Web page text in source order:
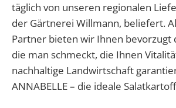
täglich von unseren regionalen
der Gärtnerei Willmann, beliefert.
Partner bieten wir Ihnen bevorzugt
die man schmeckt, die Ihnen
nachhaltige Landwirtschaft
ANNABELLE – die ideale